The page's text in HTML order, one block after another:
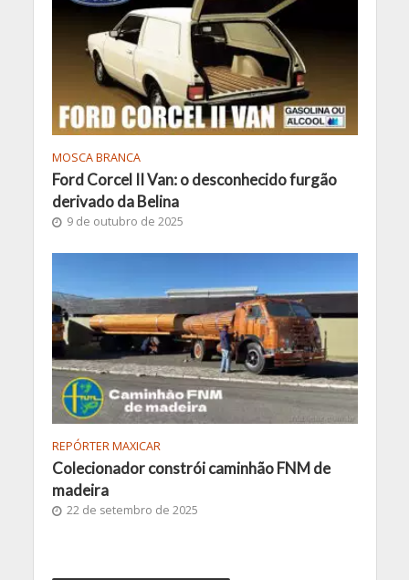
MOSCA BRANCA
Ford Corcel II Van: o desconhecido furgão
derivado da Belina
9 de outubro de 2025
REPÓRTER MAXICAR
Colecionador constrói caminhão FNM de
madeira
22 de setembro de 2025